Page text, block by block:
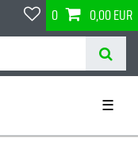
0 0,00 EUR
☰